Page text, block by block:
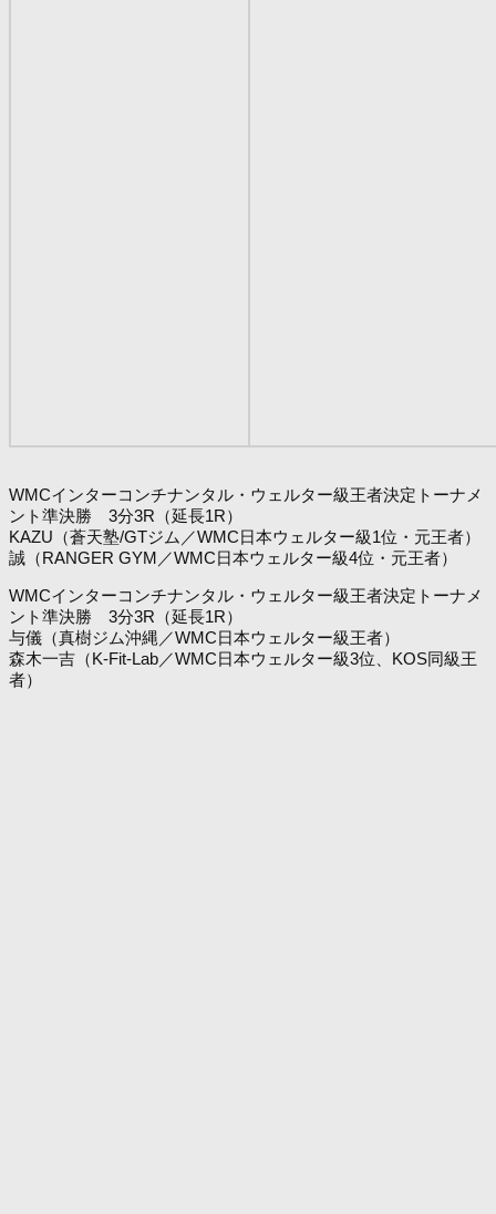
WMCインターコンチナンタル・ウェルター級王者決定トーナメ
ント準決勝 3分3R（延長1R）
KAZU（蒼天塾/GTジム／WMC日本ウェルター級1位・元王者）
誠（RANGER GYM／WMC日本ウェルター級4位・元王者）
WMCインターコンチナンタル・ウェルター級王者決定トーナメ
ント準決勝 3分3R（延長1R）
与儀（真樹ジム沖縄／WMC日本ウェルター級王者）
森木一吉（K-Fit-Lab／WMC日本ウェルター級3位、KOS同級王
者）